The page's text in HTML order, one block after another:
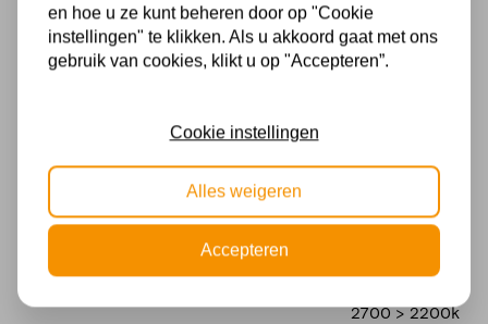
Stijl
Ja, in combinatie met een externe dimmer
A +
Kelvin
2700 > 2200k
en hoe u ze kunt beheren door op "Cookie
instellingen" te klikken. Als u akkoord gaat met ons
gebruik van cookies, klikt u op "Accepteren”.
Cookie instellingen
Alles weigeren
Accepteren